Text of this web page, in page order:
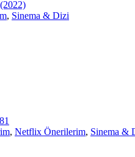
, Sinema & Dizi
, Netflix Önerilerim, Sinema &